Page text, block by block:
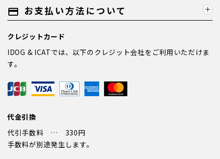
payment お支払い方法について
クレジットカード
IDOG & ICATでは、以下のクレジット会社をご利用いただけま
す。
代金引換
代引手数料 … 330円
手数料が別途発生します。